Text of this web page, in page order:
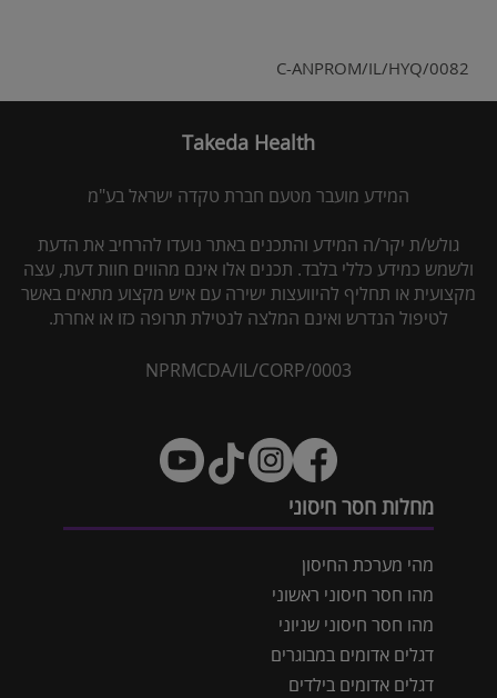
C-ANPROM/IL/HYQ/0082
Takeda Health
המידע מועבר מטעם חברת טקדה ישראל בע"מ
גולש/ת יקר/ה המידע והתכנים באתר נועדו להרחיב את הדעת
ולשמש כמידע כללי בלבד. תכנים אלו אינם מהווים חוות דעת, עצה
מקצועית או תחליף להיוועצות ישירה עם איש מקצוע מתאים באשר
לטיפול הנדרש ואינם המלצה לנטילת תרופה כזו או אחרת.
NPRMCDA/IL/CORP/0003
מחלות חסר חיסוני
מהי מערכת החיסון
מהו חסר חיסוני ראשוני
מהו חסר חיסוני שניוני
דגלים אדומים במבוגרים
דגלים אדומים בילדים